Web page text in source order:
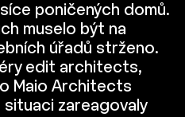
poničených domů.
muselo být na
úřadů strženo.
edit architects,
Maio Architects
situaci zareagovaly